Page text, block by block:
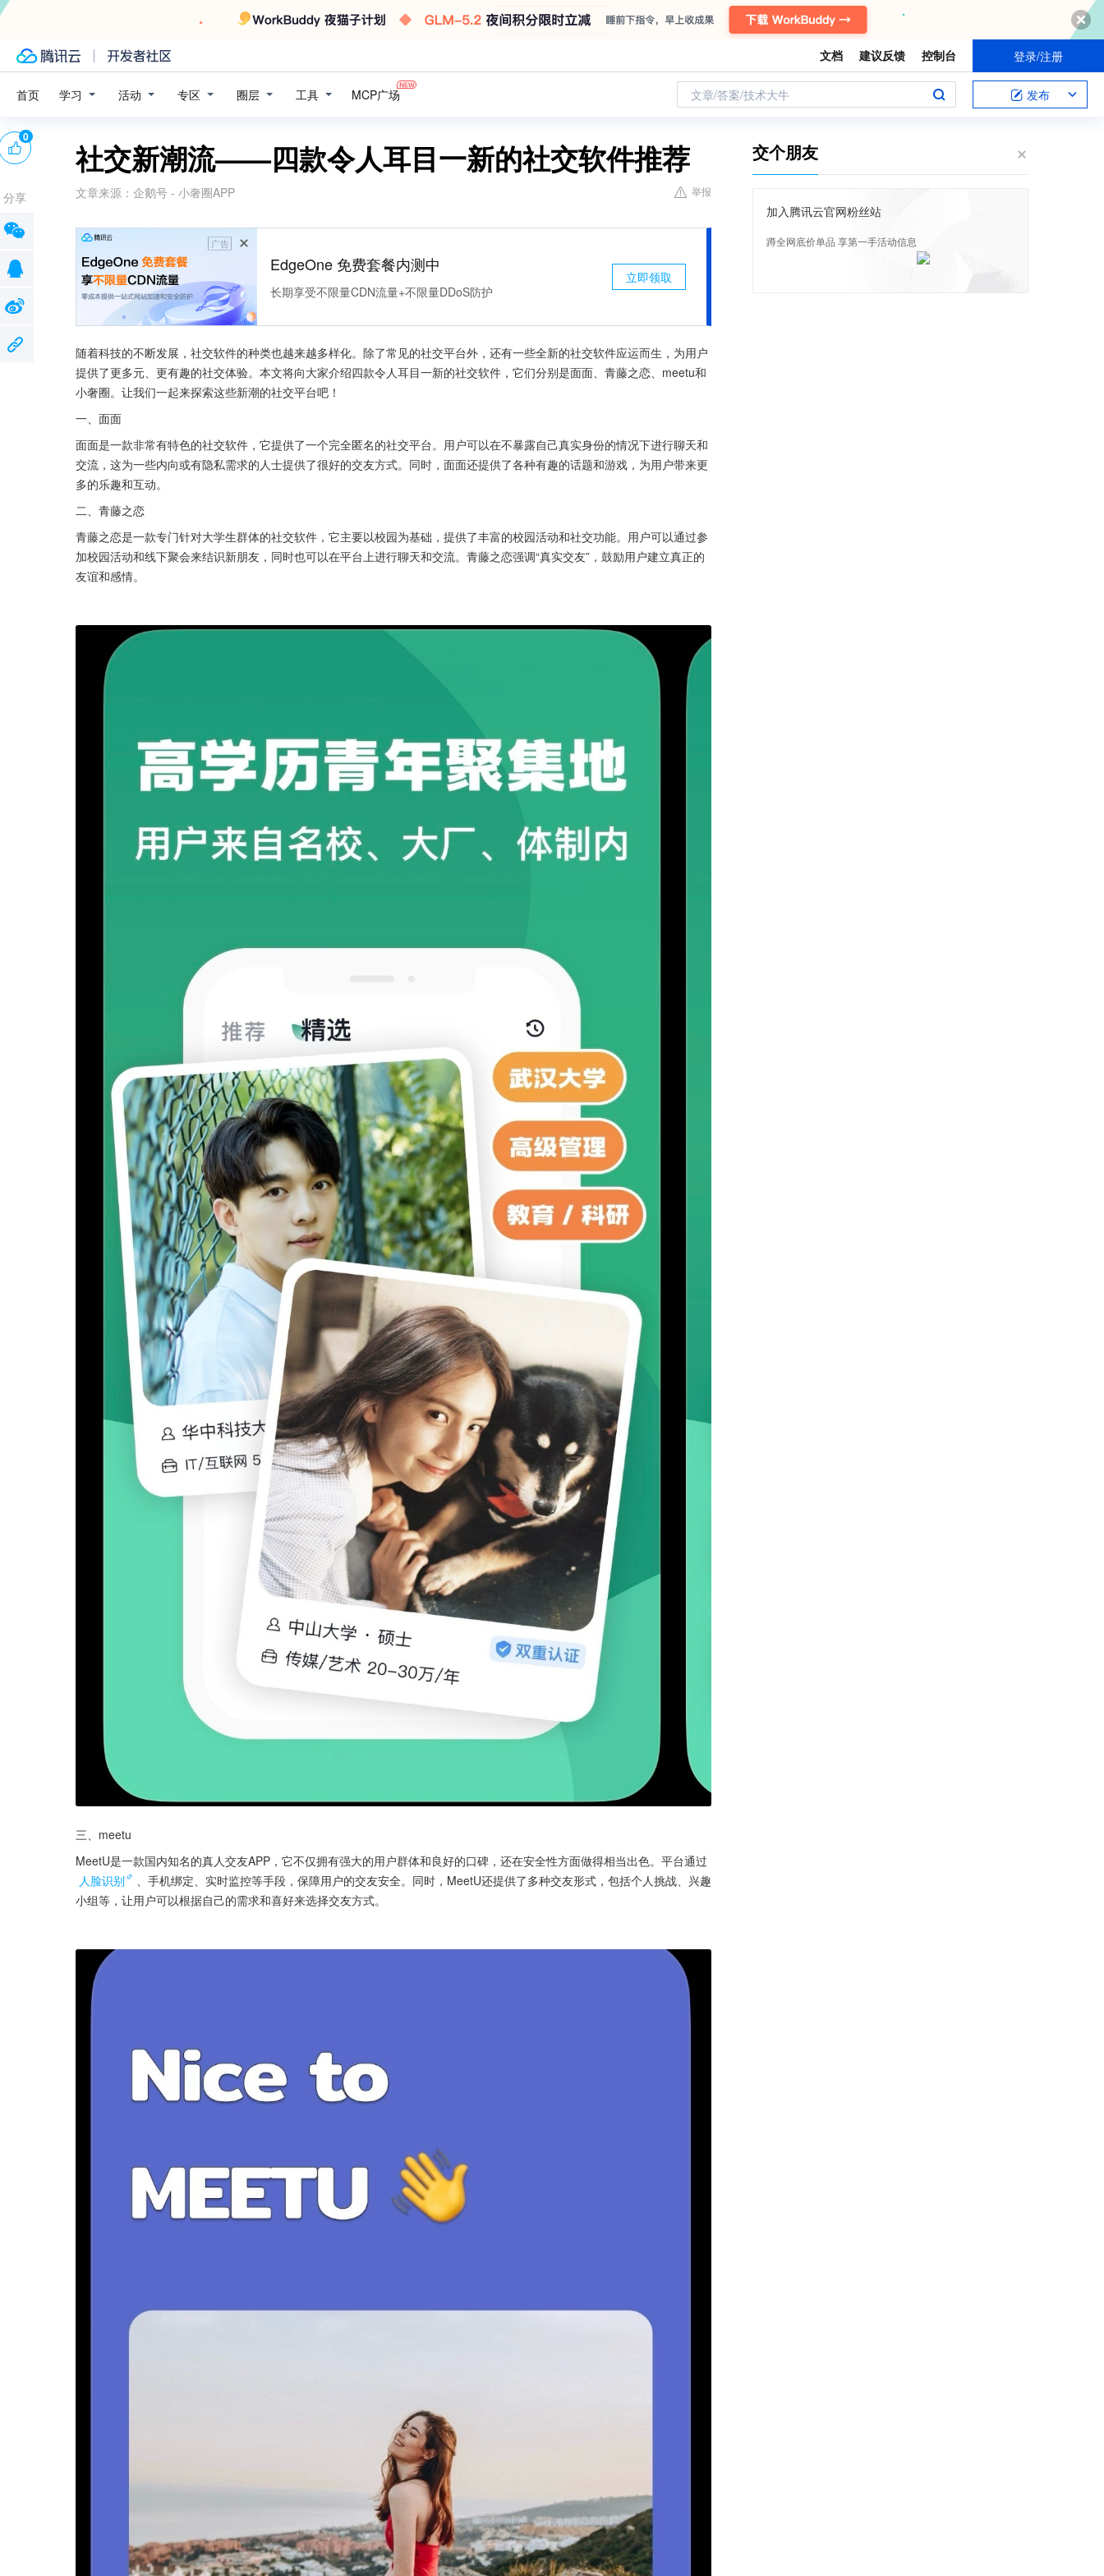
文档 建议反馈 控制台 登录/注册
首页 学习 活动 专区 圈层 工具 MCP广场 文章/答案/技术大牛 发布
社交新潮流——四款令人耳目一新的社交软件推荐
文章来源： 企鹅号 - 小奢圈APP 举报
广告
EdgeOne 免费套餐内测中
长期享受不限量CDN流量+不限量DDoS防护
立即领取
随着科技的不断发展，社交软件的种类也越来越多样化。除了常见的社交平台外，还有一些全新的社交软件应运而生，为用户
提供了更多元、更有趣的社交体验。本文将向大家介绍四款令人耳目一新的社交软件，它们分别是面面、青藤之恋、meetu和
小奢圈。让我们一起来探索这些新潮的社交平台吧！
一、面面
面面是一款非常有特色的社交软件，它提供了一个完全匿名的社交平台。用户可以在不暴露自己真实身份的情况下进行聊天和
交流，这为一些内向或有隐私需求的人士提供了很好的交友方式。同时，面面还提供了各种有趣的话题和游戏，为用户带来更
多的乐趣和互动。
二、青藤之恋
青藤之恋是一款专门针对大学生群体的社交软件，它主要以校园为基础，提供了丰富的校园活动和社交功能。用户可以通过参
加校园活动和线下聚会来结识新朋友，同时也可以在平台上进行聊天和交流。青藤之恋强调“真实交友”，鼓励用户建立真正的
友谊和感情。
三、meetu
MeetU是一款国内知名的真人交友APP，它不仅拥有强大的用户群体和良好的口碑，还在安全性方面做得相当出色。平台通过
人脸识别
、手机绑定、实时监控等手段，保障用户的交友安全。同时，MeetU还提供了多种交友形式，包括个人挑战、兴趣
小组等，让用户可以根据自己的需求和喜好来选择交友方式。
0
分享
交个朋友
加入腾讯云官网粉丝站
蹲全网底价单品 享第一手活动信息